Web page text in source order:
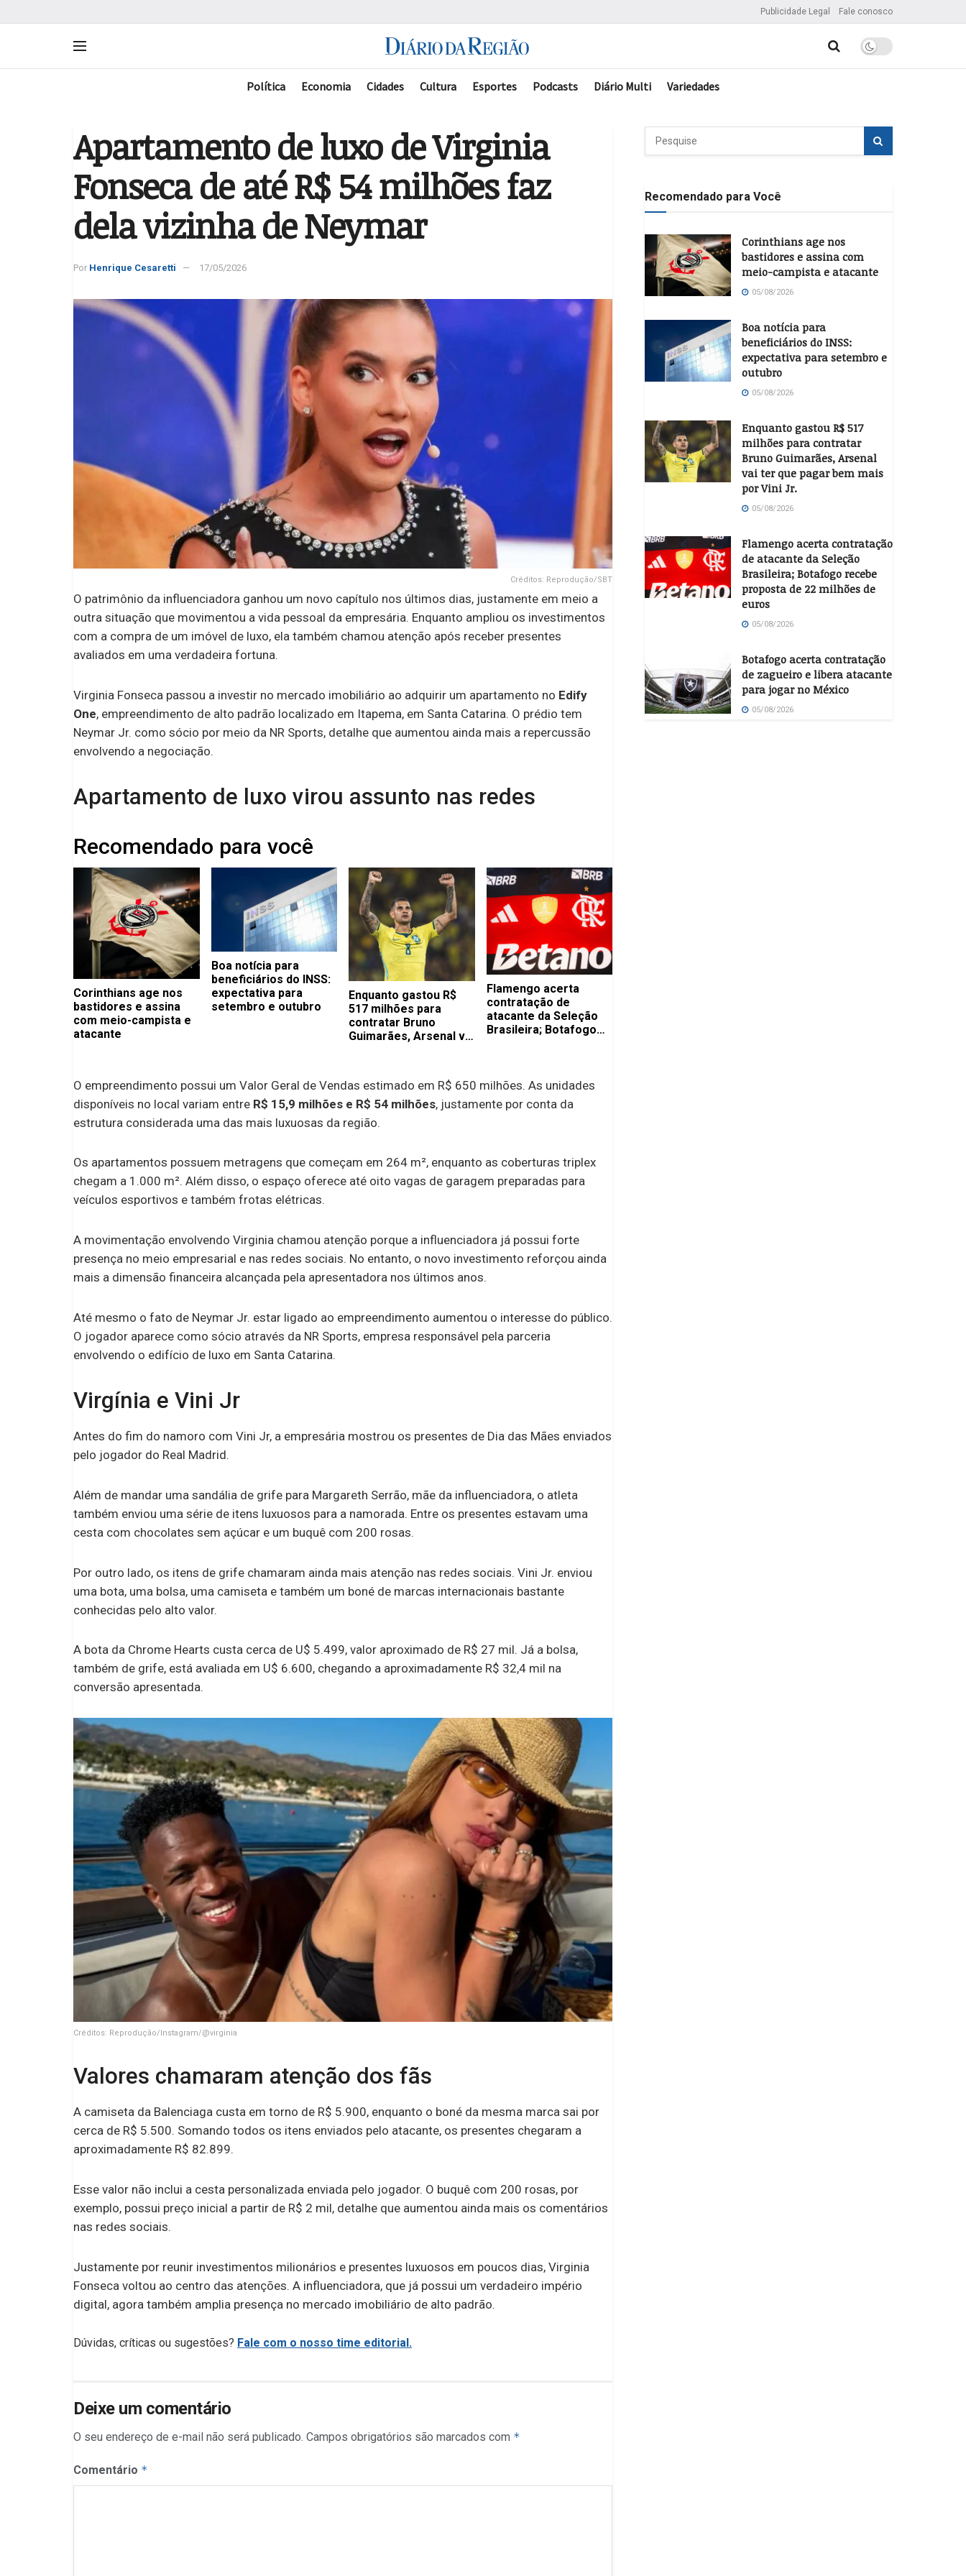
Publicidade Legal Fale conosco
Política Economia Cidades Cultura Esportes Podcasts Diário Multi Variedades
Apartamento de luxo de Virginia
Fonseca de até R$ 54 milhões faz
dela vizinha de Neymar
Por Henrique Cesaretti 17/05/2026
Créditos: Reprodução/SBT
O patrimônio da influenciadora ganhou um novo capítulo nos últimos dias, justamente em meio a
outra situação que movimentou a vida pessoal da empresária. Enquanto ampliou os investimentos
com a compra de um imóvel de luxo, ela também chamou atenção após receber presentes
avaliados em uma verdadeira fortuna.
Virginia Fonseca passou a investir no mercado imobiliário ao adquirir um apartamento no Edify
One, empreendimento de alto padrão localizado em Itapema, em Santa Catarina. O prédio tem
Neymar Jr. como sócio por meio da NR Sports, detalhe que aumentou ainda mais a repercussão
envolvendo a negociação.
Apartamento de luxo virou assunto nas redes
Recomendado para você
Corinthians age nos
bastidores e assina
com meio-campista e
atacante
Boa notícia para
beneficiários do INSS:
expectativa para
setembro e outubro
Enquanto gastou R$
517 milhões para
contratar Bruno
Guimarães, Arsenal vai
Flamengo acerta
contratação de
atacante da Seleção
Brasileira; Botafogo
O empreendimento possui um Valor Geral de Vendas estimado em R$ 650 milhões. As unidades
disponíveis no local variam entre R$ 15,9 milhões e R$ 54 milhões, justamente por conta da
estrutura considerada uma das mais luxuosas da região.
Os apartamentos possuem metragens que começam em 264 m², enquanto as coberturas triplex
chegam a 1.000 m². Além disso, o espaço oferece até oito vagas de garagem preparadas para
veículos esportivos e também frotas elétricas.
A movimentação envolvendo Virginia chamou atenção porque a influenciadora já possui forte
presença no meio empresarial e nas redes sociais. No entanto, o novo investimento reforçou ainda
mais a dimensão financeira alcançada pela apresentadora nos últimos anos.
Até mesmo o fato de Neymar Jr. estar ligado ao empreendimento aumentou o interesse do público.
O jogador aparece como sócio através da NR Sports, empresa responsável pela parceria
envolvendo o edifício de luxo em Santa Catarina.
Virgínia e Vini Jr
Antes do fim do namoro com Vini Jr, a empresária mostrou os presentes de Dia das Mães enviados
pelo jogador do Real Madrid.
Além de mandar uma sandália de grife para Margareth Serrão, mãe da influenciadora, o atleta
também enviou uma série de itens luxuosos para a namorada. Entre os presentes estavam uma
cesta com chocolates sem açúcar e um buquê com 200 rosas.
Por outro lado, os itens de grife chamaram ainda mais atenção nas redes sociais. Vini Jr. enviou
uma bota, uma bolsa, uma camiseta e também um boné de marcas internacionais bastante
conhecidas pelo alto valor.
A bota da Chrome Hearts custa cerca de U$ 5.499, valor aproximado de R$ 27 mil. Já a bolsa,
também de grife, está avaliada em U$ 6.600, chegando a aproximadamente R$ 32,4 mil na
conversão apresentada.
Créditos: Reprodução/Instagram/@virginia
Valores chamaram atenção dos fãs
A camiseta da Balenciaga custa em torno de R$ 5.900, enquanto o boné da mesma marca sai por
cerca de R$ 5.500. Somando todos os itens enviados pelo atacante, os presentes chegaram a
aproximadamente R$ 82.899.
Esse valor não inclui a cesta personalizada enviada pelo jogador. O buquê com 200 rosas, por
exemplo, possui preço inicial a partir de R$ 2 mil, detalhe que aumentou ainda mais os comentários
nas redes sociais.
Justamente por reunir investimentos milionários e presentes luxuosos em poucos dias, Virginia
Fonseca voltou ao centro das atenções. A influenciadora, que já possui um verdadeiro império
digital, agora também amplia presença no mercado imobiliário de alto padrão.
Dúvidas, críticas ou sugestões? Fale com o nosso time editorial.
Deixe um comentário
O seu endereço de e-mail não será publicado. Campos obrigatórios são marcados com *
Comentário *
Recomendado para Você
Corinthians age nos
bastidores e assina com
meio-campista e atacante
05/08/2026
Boa notícia para
beneficiários do INSS:
expectativa para setembro e
outubro
05/08/2026
Enquanto gastou R$ 517
milhões para contratar
Bruno Guimarães, Arsenal
vai ter que pagar bem mais
por Vini Jr.
05/08/2026
Flamengo acerta contratação
de atacante da Seleção
Brasileira; Botafogo recebe
proposta de 22 milhões de
euros
05/08/2026
Botafogo acerta contratação
de zagueiro e libera atacante
para jogar no México
05/08/2026